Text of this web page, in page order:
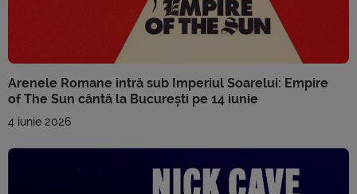
Arenele Romane intră sub Imperiul Soarelui: Empire
of The Sun cântă la București pe 14 iunie
4 iunie 2026